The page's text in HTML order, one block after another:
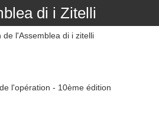
di i Zitelli
de l'Assemblea di i zitelli
l'opération - 10ème édition